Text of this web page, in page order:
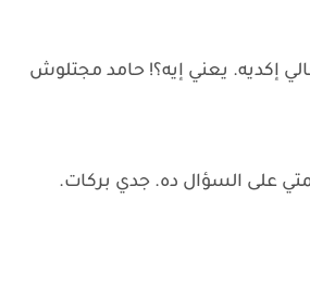
إكديه. يعني إيه؟! حامد مجتلوش
على السؤال ده. جدي بركات.